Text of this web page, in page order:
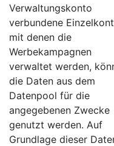
Verwaltungskonto
verbundene
mit denen die
Werbekampagnen
verwaltet werden,
die Daten aus dem
Datenpool für die
angegebenen Zwecke
genutzt werden. Auf
Grundlage dieser